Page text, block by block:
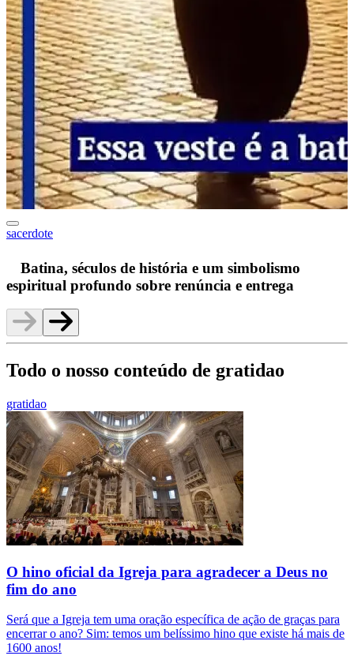
sacerdote
Batina, séculos de história e um simbolismo
espiritual profundo sobre renúncia e entrega
Todo o nosso conteúdo de gratidao
gratidao
O hino oficial da Igreja para agradecer a Deus no
fim do ano
Será que a Igreja tem uma oração específica de ação de graças para
encerrar o ano? Sim: temos um belíssimo hino que existe há mais de
1600 anos!